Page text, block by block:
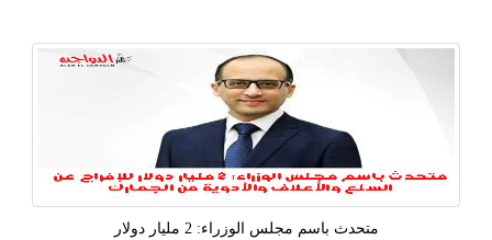
متحدث باسم مجلس الوزراء: 2 مليار دولار